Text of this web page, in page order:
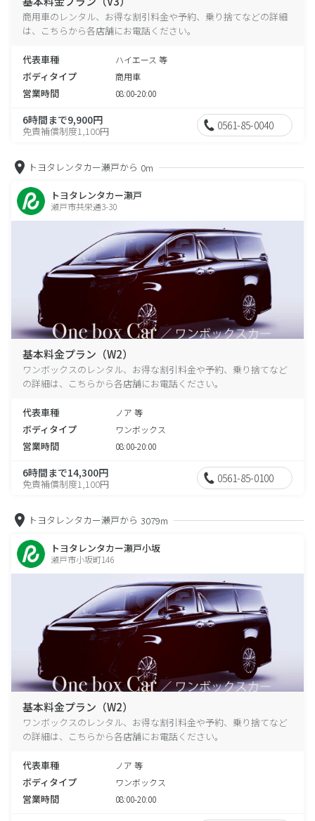
商用車のレンタル、お得な割引料金や予約、乗り捨てなどの詳細
は、こちらから各店舗にお電話ください。
代表車種 ハイエース 等
ボディタイプ 商用車
営業時間 08:00-20:00
6時間まで9,900円
免責補償制度1,100円 0561-85-0040
トヨタレンタカー瀬戸から 0m
トヨタレンタカー瀬戸
瀬戸市共栄通3-30
基本料金プラン（W2）
ワンボックスのレンタル、お得な割引料金や予約、乗り捨てなど
の詳細は、こちらから各店舗にお電話ください。
代表車種 ノア 等
ボディタイプ ワンボックス
営業時間 08:00-20:00
6時間まで14,300円
免責補償制度1,100円 0561-85-0100
トヨタレンタカー瀬戸から 3079m
トヨタレンタカー瀬戸小坂
瀬戸市小坂町146
基本料金プラン（W2）
ワンボックスのレンタル、お得な割引料金や予約、乗り捨てなど
の詳細は、こちらから各店舗にお電話ください。
代表車種 ノア 等
ボディタイプ ワンボックス
営業時間 08:00-20:00